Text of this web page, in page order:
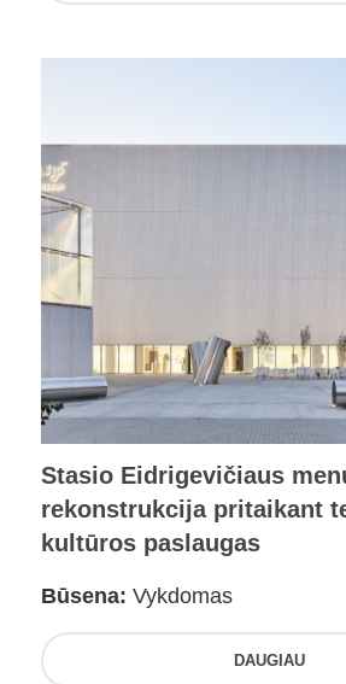
Stasio Eidrigevičiaus
rekonstrukcija pritaikant
kultūros paslaugas
Būsena: Vykdomas
DAUGIAU